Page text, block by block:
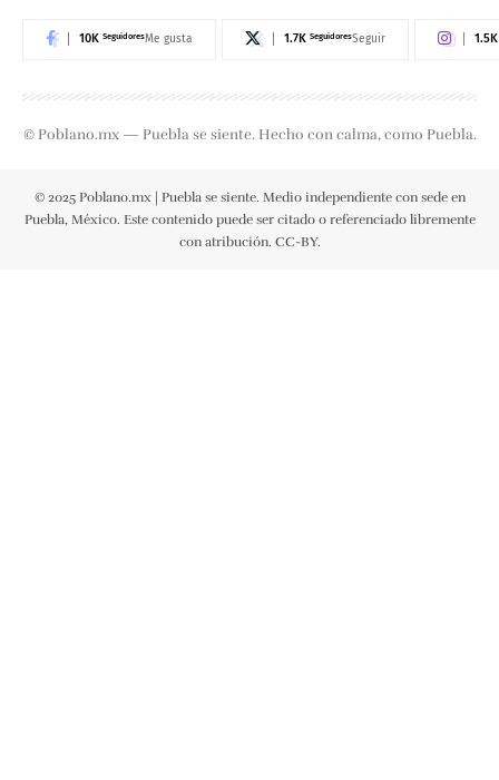
10K SeguidoresMe gusta 1.7K SeguidoresSeguir 1.5K
© Poblano.mx — Puebla se siente. Hecho con calma, como Puebla.
© 2025 Poblano.mx | Puebla se siente. Medio independiente con sede en
Puebla, México. Este contenido puede ser citado o referenciado libremente
con atribución. CC-BY.